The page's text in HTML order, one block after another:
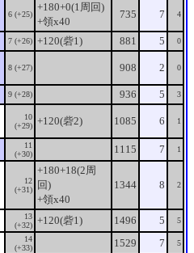
6 (+25)
+180+0(1周回)
+領x40
735 7 4
7 (+26) +120(砦1) 881 5 0
8 (+27) 908 2 0
9 (+28) 936 5 3
10
(+29) +120(砦2) 1085 6 1
11
(+30)
1115 7 1
12
(+31)
+180+18(2周
回)
+領x40
1344 8 2
13
(+32) +120(砦1) 1496 5 5
14
(+33)
1529 7 5